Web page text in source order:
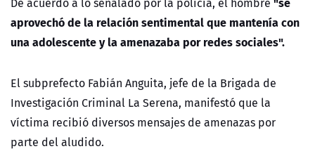
aprovechó de la relación sentimental que mantenía con
una adolescente y la amenazaba por redes sociales".
Elsubprefecto Fabián Anguita, jefe de la Brigada de
Investigación Criminal La Serena, manifestó que la
víctima recibió diversos mensajes de amenazas por
parte del aludido.